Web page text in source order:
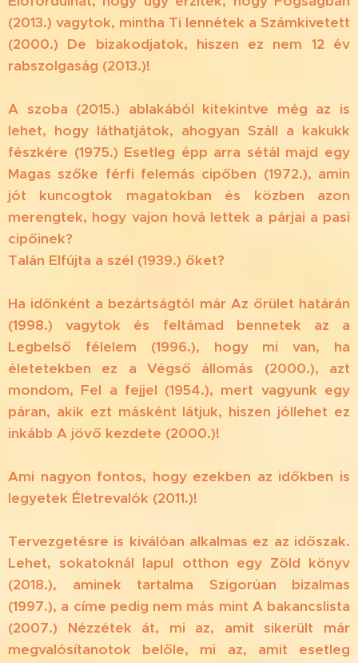
(2013.) vagytok, mintha Ti lennétek a Számkivetett
(2000.) De bizakodjatok, hiszen ez nem 12 év
rabszolgaság (2013.)!
A szoba (2015.) ablakából kitekintve még az is
lehet, hogy láthatjátok, ahogyan Száll a kakukk
fészkére (1975.) Esetleg épp arra sétál majd egy
Magas szőke férfi felemás cipőben (1972.), amin
jót kuncogtok magatokban és közben azon
merengtek, hogy vajon hová lettek a párjai a pasi
cipőinek?
Talán Elfújta a szél (1939.) őket?
Ha időnként a bezártságtól már Az őrület határán
(1998.) vagytok és feltámad bennetek az a
Legbelső félelem (1996.), hogy mi van, ha
életetekben ez a Végső állomás (2000.), azt
mondom, Fel a fejjel (1954.), mert vagyunk egy
páran, akik ezt másként látjuk, hiszen jóllehet ez
inkább A jövő kezdete (2000.)!
Ami nagyon fontos, hogy ezekben az időkben is
legyetek Életrevalók (2011.)!
Tervezgetésre is kiválóan alkalmas ez az időszak.
Lehet, sokatoknál lapul otthon egy Zöld könyv
(2018.), aminek tartalma Szigorúan bizalmas
(1997.), a címe pedig nem más mint A bakancslista
(2007.) Nézzétek át, mi az, amit sikerült már
megvalósítanotok belőle, mi az, amit esetleg